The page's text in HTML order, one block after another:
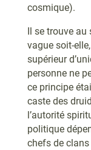
cosmique).
Il se trouve au
vague soit-
supérieur
personne ne
ce principe
caste des
l’autorité
politique
chefs de